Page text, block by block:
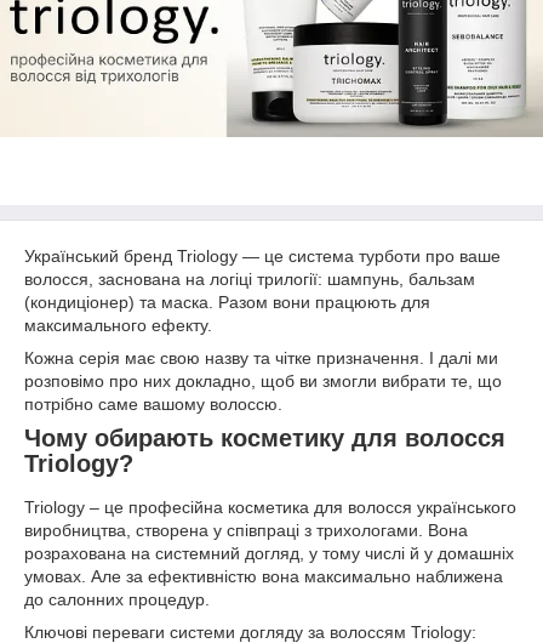
Український бренд Triology — це система турботи про ваше
волосся, заснована на логіці трилогії: шампунь, бальзам
(кондиціонер) та маска. Разом вони працюють для
максимального ефекту.
Кожна серія має свою назву та чітке призначення. І далі ми
розповімо про них докладно, щоб ви змогли вибрати те, що
потрібно саме вашому волоссю.
Чому обирають косметику для волосся
Triology?
Triology – це професійна косметика для волосся українського
виробництва, створена у співпраці з трихологами. Вона
розрахована на системний догляд, у тому числі й у домашніх
умовах. Але за ефективністю вона максимально наближена
до салонних процедур.
Ключові переваги системи догляду за волоссям Triology: